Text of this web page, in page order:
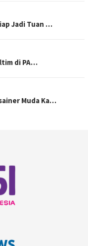
Jadi Tuan …
di PA…
Muda Ka…